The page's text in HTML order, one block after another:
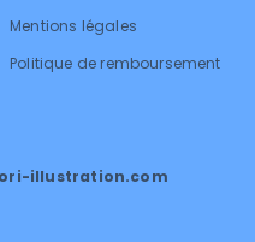
Mentions légales
Politique de remboursement
illustration.com